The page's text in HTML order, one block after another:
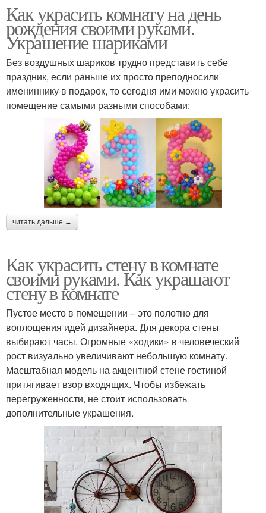
Как украсить комнату на день
рождения своими руками.
Украшение шариками
Без воздушных шариков трудно представить себе
праздник, если раньше их просто преподносили
имениннику в подарок, то сегодня ими можно украсить
помещение самыми разными способами:
читать дальше →
Как украсить стену в комнате
своими руками. Как украшают
стену в комнате
Пустое место в помещении – это полотно для
воплощения идей дизайнера. Для декора стены
выбирают часы. Огромные «ходики» в человеческий
рост визуально увеличивают небольшую комнату.
Масштабная модель на акцентной стене гостиной
притягивает взор входящих. Чтобы избежать
перегруженности, не стоит использовать
дополнительные украшения.